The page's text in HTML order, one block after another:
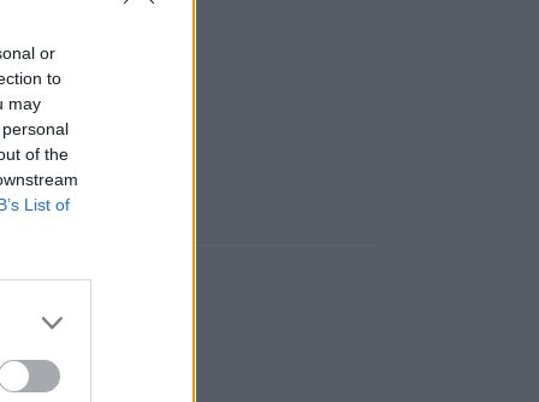
or
to
may
of the
List of